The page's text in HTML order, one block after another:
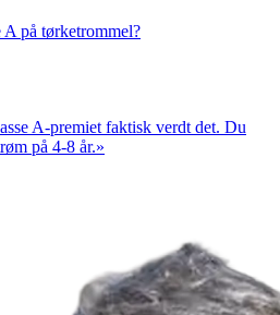
på tørketrommel?
A-premiet faktisk verdt det. Du
på 4-8 år.»